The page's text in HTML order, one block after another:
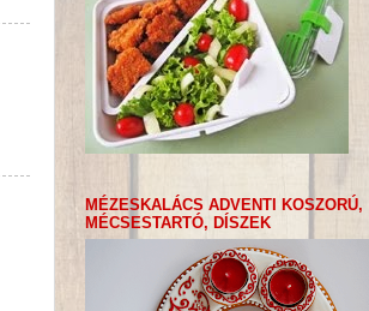
MÉZESKALÁCS ADVENTI KOSZORÚ,
MÉCSESTARTÓ, DÍSZEK